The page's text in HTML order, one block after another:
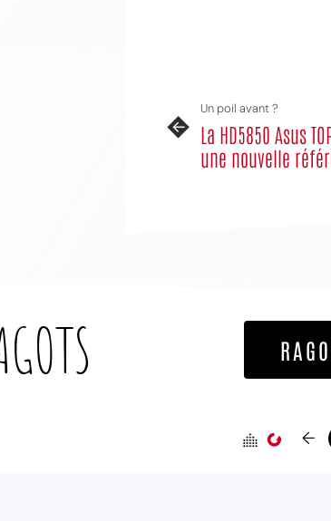
Un poil avant ?
La HD5850 Asus
une nouvelle
←